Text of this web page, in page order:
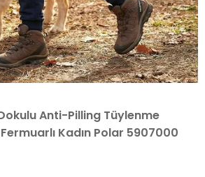
Anti-Pilling Tüylenme
Kadın Polar 5907000